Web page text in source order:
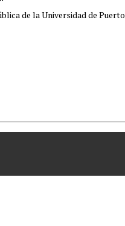
de la Universidad de Puerto